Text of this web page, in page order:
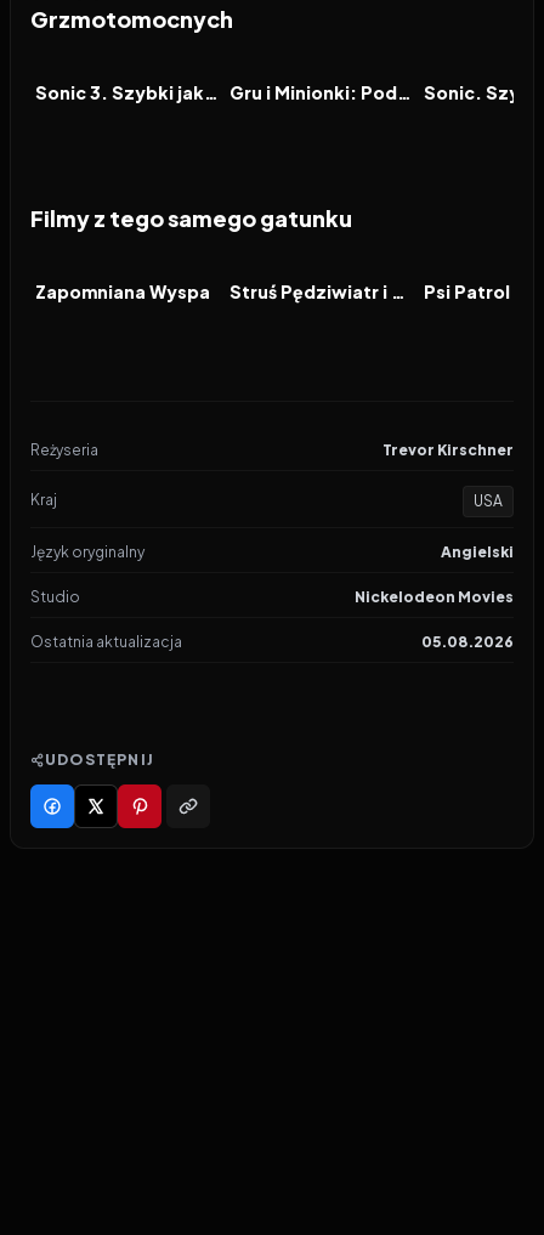
Grzmotomocnych
FILM Sonic 3. Szybki jak błyskawica FILM Gru i Minionki: Pod przykrywką FILM
Filmy z tego samego gatunku
FILM
Zapomniana Wyspa FILM Struś Pędziwiatr i zemsta kojota FILM
Reżyseria Trevor Kirschner
Kraj USA
Język oryginalny Angielski
Studio Nickelodeon Movies
Ostatnia aktualizacja 05.08.2026
UDOSTĘPNIJ